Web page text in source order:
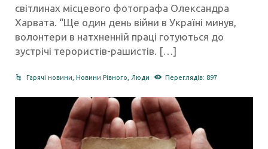
світлинах місцевого фотографа Олександра
Харвата. “Ще один день війни в Україні минув,
волонтери в натхненній праці готуються до
зустрічі терористів-рашистів. […]
Гарячі новини ,Новини Рівного Люди Переглядів: 897